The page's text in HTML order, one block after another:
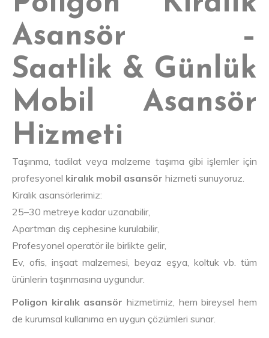
Asansör –
Saatlik & Günlük
Mobil Asansör
Hizmeti
Taşınma, tadilat veya malzeme taşıma gibi işlemler için
profesyonel kiralık mobil asansör hizmeti sunuyoruz.
Kiralık asansörlerimiz:
25–30 metreye kadar uzanabilir,
Apartman dış cephesine kurulabilir,
Profesyonel operatör ile birlikte gelir,
Ev, ofis, inşaat malzemesi, beyaz eşya, koltuk vb. tüm
ürünlerin taşınmasına uygundur.
Poligon kiralık asansör hizmetimiz, hem bireysel hem
de kurumsal kullanıma en uygun çözümleri sunar.